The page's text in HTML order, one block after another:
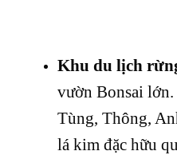
Khu du lịch
vườn Bonsai
Tùng, Thông,
lá kim đặc hữu